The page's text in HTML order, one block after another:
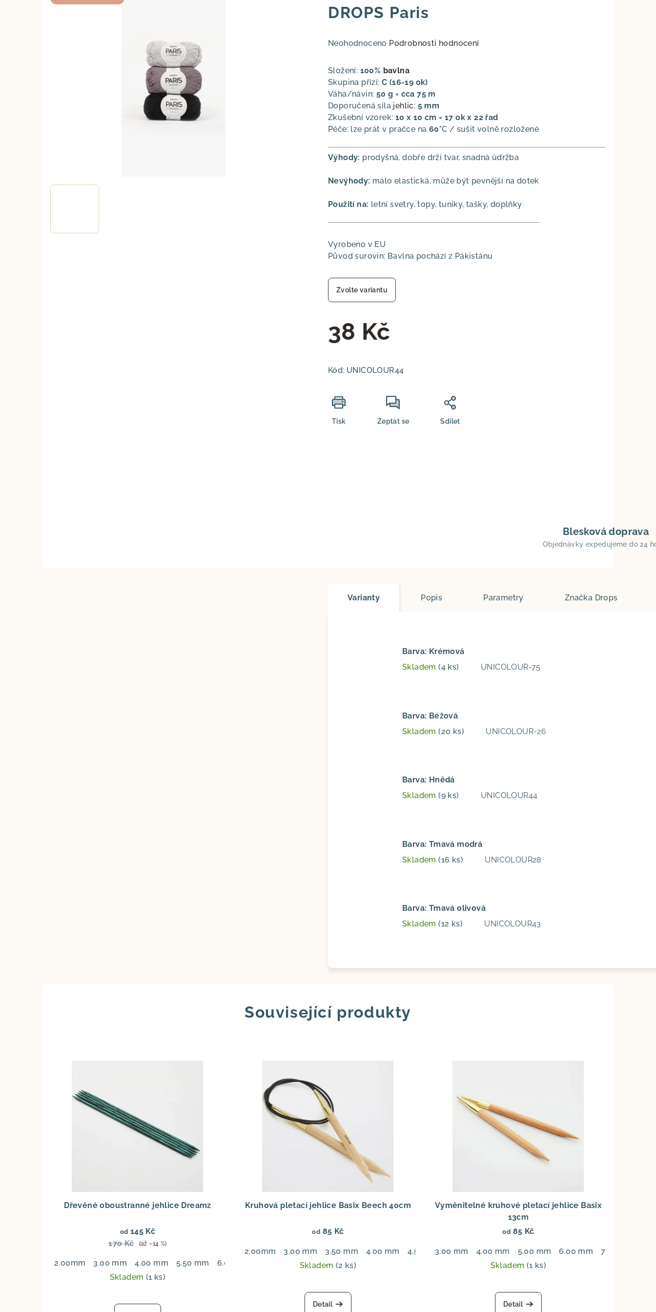
DROPS Paris
Průměrné
produktu
je
0,0
z
5
hvězdiček.
Neohodnoceno Podrobnosti hodnocení
Složení: 100% bavlna
Skupina přízí: C (16-19 ok)
Váha/návin: 50 g = cca 75 m
Doporučená síla jehlic: 5 mm
Zkušební vzorek: 10 x 10 cm = 17 ok x 22 řad
Péče: lze prát v pračce na 60°C / sušit volně rozložené
Výhody: prodyšná, dobře drží tvar, snadná údržba
Nevýhody: málo elastická, může být pevnější na dotek
Použití na: letní svetry, topy, tuniky, tašky, doplňky
Vyrobeno v EU
Původ surovin: Bavlna pochází z Pákistánu
Zvolte variantu
38 Kč
cena:
Kód: UNICOLOUR44
Tisk Zeptat se Sdílet
Blesková doprava
Objednávky expedujeme do 24
Varianty Popis Parametry Značka Drops
Barva: Krémová
Skladem(4 ks) UNICOLOUR-75
Barva: Béžová
Skladem(20 ks) UNICOLOUR-26
Barva: Hnědá
Skladem(9 ks) UNICOLOUR44
Barva: Tmavá modrá
Skladem(16 ks) UNICOLOUR28
Barva: Tmavá olivová
Skladem(12 ks) UNICOLOUR43
Související produkty
Dřevěné oboustranné jehlice Dreamz
od 145 Kč
170 Kč
(až –14 %)
2.00mm 3.00 mm 4.00 mm 5.50 mm 6.00 mm
Skladem (1 ks)
Kruhová pletací jehlice Basix Beech 40cm
od 85 Kč
2.00mm 3.00 mm 3.50 mm 4.00 mm 4.50 mm 5.00 mm
5.50 mm
Skladem (2 ks)
Detail
Vyměnitelné kruhové pletací jehlice Basix
13cm
od 85 Kč
3.00 mm 4.00 mm 5.00 mm 6.00 mm 7.00 mm
Skladem (1 ks)
Detail